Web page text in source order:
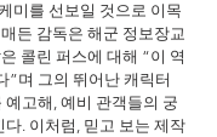
미를 선보일 것으로 이목
든 감독은 해군 정보장교
콜린 퍼스에 대해 “이 역
”며 그의 뛰어난 캐릭터
고해, 예비 관객들의 궁
. 이처럼, 믿고 보는 제작